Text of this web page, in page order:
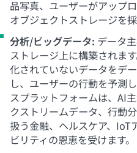
品写真、ユーザーがアップ
オブジェクトストレージを採
分析/ビッグデータ: データ
ストレージ上に構築されま
化されていないデータをデ
し、ユーザーの行動を予測
スプラットフォームは、AI
クストリームデータ、行動
扱う金融、ヘルスケア、IoT
ビリティの恩恵を受けます。